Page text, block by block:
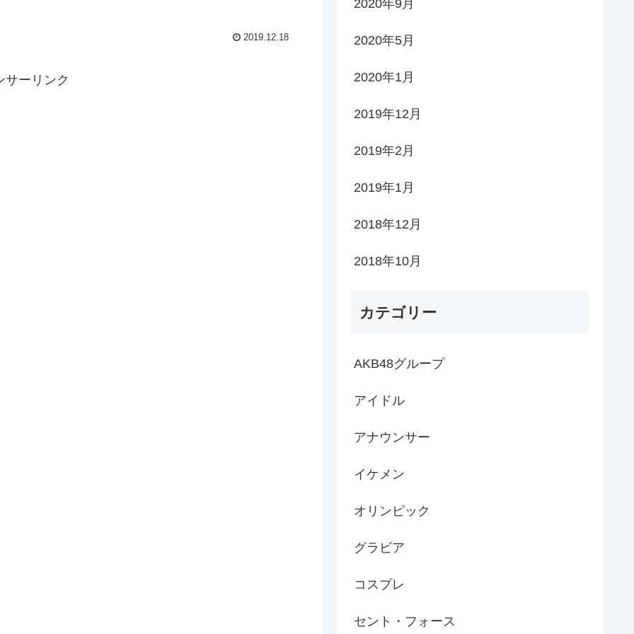
2019.12.18
サーリンク
2020年9月
2020年5月
2020年1月
2019年12月
2019年2月
2019年1月
2018年12月
2018年10月
カテゴリー
AKB48グループ
アイドル
アナウンサー
イケメン
オリンピック
グラビア
コスプレ
セント・フォース